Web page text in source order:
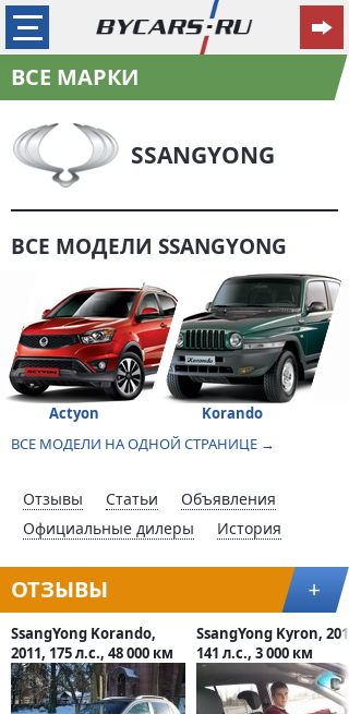
ВСЕ МАРКИ
SSANGYONG
ВСЕ МОДЕЛИ SSANGYONG
Actyon
Korando
ВСЕ МОДЕЛИ НА ОДНОЙ СТРАНИЦЕ →
Отзывы Статьи
Объявления
Официальные дилеры
История
ОТЗЫВЫ +
SsangYong Korando,
2011, 175 л.с., 48 000 км
SsangYong Kyron,
141 л.с., 3 000 км